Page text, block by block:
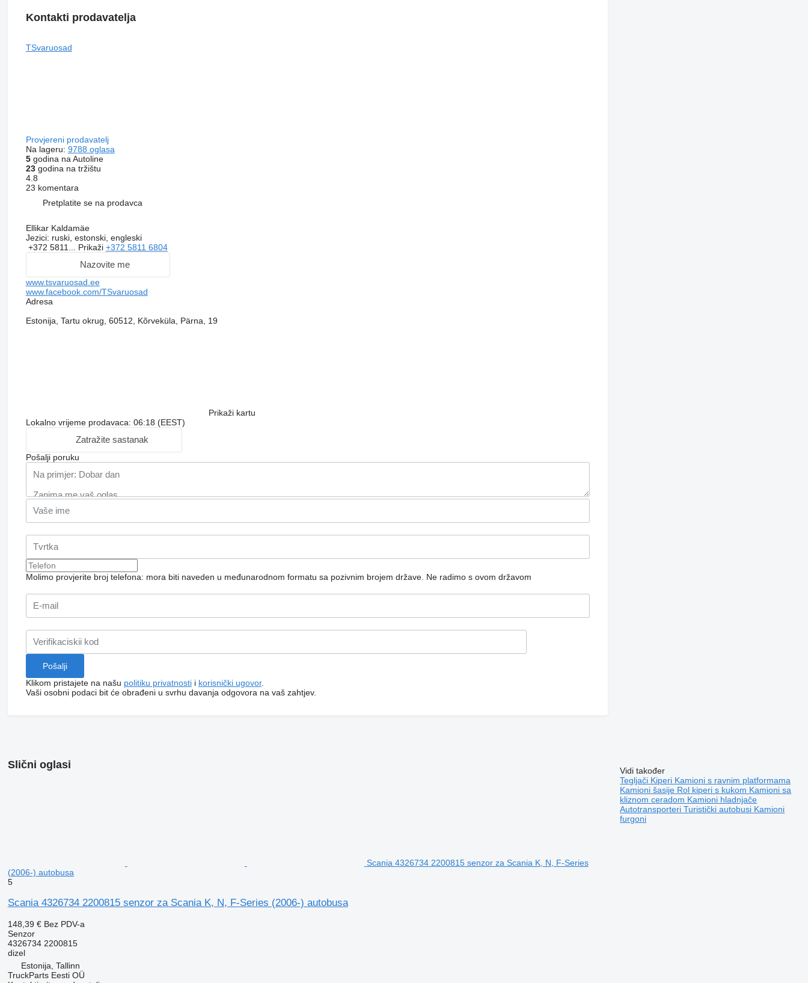
Kontakti prodavatelja
TSvaruosad
Provjereni prodavatelj
Na lageru: 9788 oglasa
5godina na Autoline
23godina na tržištu
4.8
23 komentara
Pretplatite se na prodavca
Ellikar Kaldamäe
Jezici: ruski, estonski, engleski
+372 5811... Prikaži +372 5811 6804
Nazovite me
www.tsvaruosad.ee
www.facebook.com/TSvaruosad
Adresa
Estonija, Tartu okrug, 60512, Kõrveküla, Pärna, 19
Prikaži kartu
Lokalno vrijeme prodavaca: 06:18 (EEST)
Zatražite sastanak
Pošalji poruku
Molimo provjerite broj telefona: mora biti naveden u međunarodnom formatu sa pozivnim brojem države. Ne radimo s ovom državom
Klikom pristajete na našu politiku privatnostii korisnički ugovor.
Vaši osobni podaci bit će obrađeni u svrhu davanja odgovora na vaš zahtjev.
Slični oglasi
Scania 4326734 2200815 senzor za Scania K, N, F-Series
(2006-) autobusa
5
Scania 4326734 2200815 senzor za Scania K, N, F-Series (2006-) autobusa
148,39 € Bez PDV-a
Senzor
4326734 2200815
dizel
Estonija, Tallinn
TruckParts Eesti OÜ
Vidi također
Tegljači Kiperi Kamioni s ravnim platformama
Kamioni šasije Rol kiperi s kukom Kamioni sa
kliznom ceradom Kamioni hladnjače
AutotransporteriTuristički autobusi Kamioni
furgoni